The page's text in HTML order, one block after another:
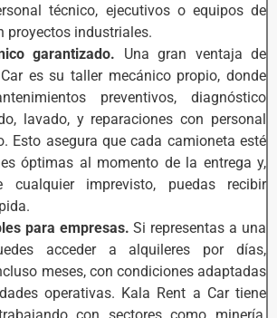
técnico, ejecutivos o equipos de
proyectos industriales.
garantizado. Una gran ventaja de
es su taller mecánico propio, donde
preventivos, diagnóstico
lavado, y reparaciones con personal
Esto asegura que cada camioneta esté
óptimas al momento de la entrega y,
imprevisto, puedas recibir
para empresas.Si representas a una
acceder a alquileres por días,
meses, con condiciones adaptadas
operativas. Kala Rent a Car tiene
con sectores como minería,